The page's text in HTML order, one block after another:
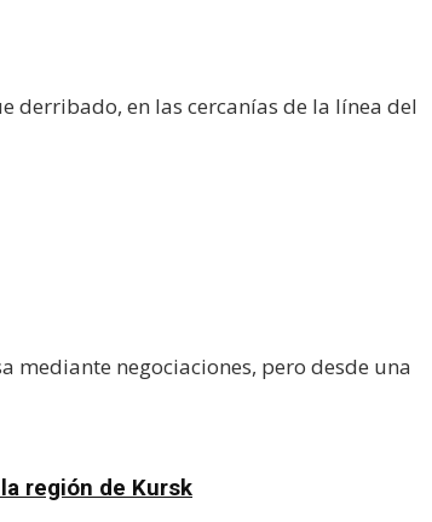
derribado, en las cercanías de la línea del
mediante negociaciones, pero desde una
región de Kursk